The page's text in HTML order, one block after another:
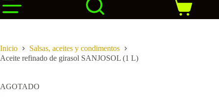
Carro
de
Inicio
Salsas, aceites y condimentos
Aceite refinado de girasol SANJOSOL (1 L)
AGOTADO